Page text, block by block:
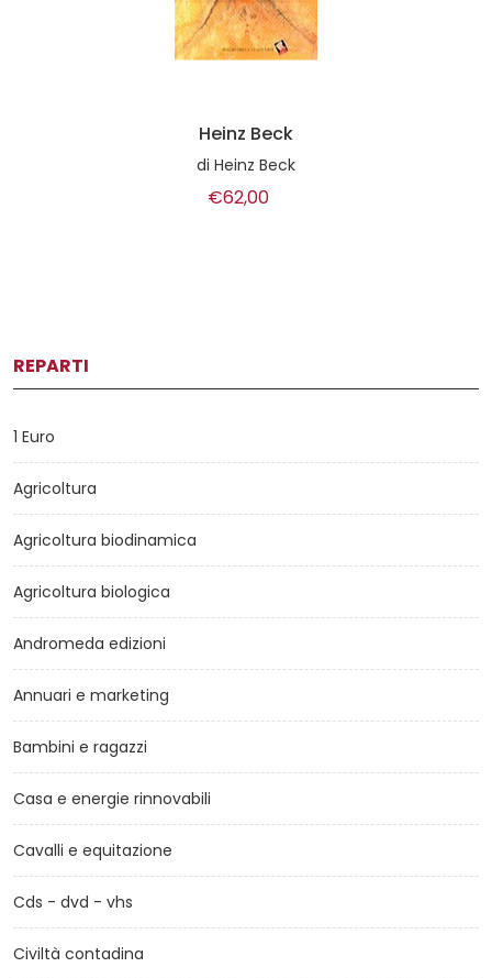
Heinz Beck
di Heinz Beck
€62,00
REPARTI
1 Euro
Agricoltura
Agricoltura biodinamica
Agricoltura biologica
Andromeda edizioni
Annuari e marketing
Bambini e ragazzi
Casa e energie rinnovabili
Cavalli e equitazione
Cds - dvd - vhs
Civiltà contadina